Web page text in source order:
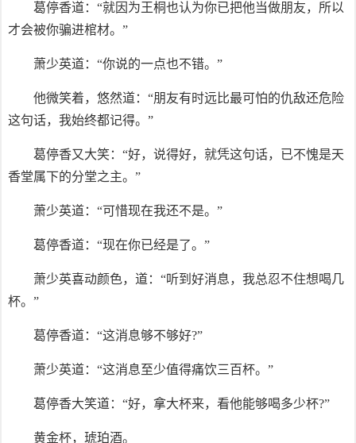
葛停香道：“就因为王桐也认为你已把他当做朋友，所以
才会被你骗进棺材。”
萧少英道：“你说的一点也不错。”
他微笑着，悠然道：“朋友有时远比最可怕的仇敌还危险
这句话，我始终都记得。”
葛停香又大笑：“好，说得好，就凭这句话，已不愧是天
香堂属下的分堂之主。”
萧少英道：“可惜现在我还不是。”
葛停香道：“现在你已经是了。”
萧少英喜动颜色，道：“听到好消息，我总忍不住想喝几
杯。”
葛停香道：“这消息够不够好?”
萧少英道：“这消息至少值得痛饮三百杯。”
葛停香大笑道：“好，拿大杯来，看他能够喝多少杯?”
黄金杯，琥珀酒。